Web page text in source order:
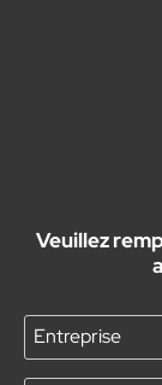
Veuillez
Entreprise